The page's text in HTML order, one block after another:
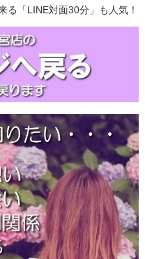
る「LINE対面30分」も人気！